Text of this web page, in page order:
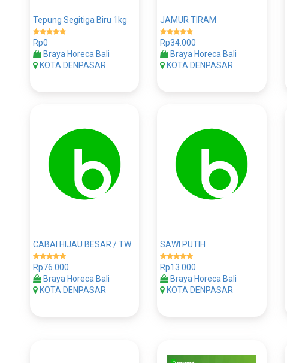
Tepung Segitiga Biru 1kg
Rp0
Braya Horeca Bali
KOTA DENPASAR
JAMUR TIRAM
Rp34.000
Braya Horeca Bali
KOTA DENPASAR
CABAI HIJAU BESAR / TW
Rp76.000
Braya Horeca Bali
KOTA DENPASAR
SAWI PUTIH
Rp13.000
Braya Horeca Bali
KOTA DENPASAR